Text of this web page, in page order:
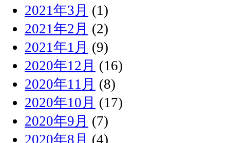
2021年3月 (1)
2021年2月 (2)
2021年1月 (9)
2020年12月 (16)
2020年11月 (8)
2020年10月 (17)
2020年9月 (7)
2020年8月 (4)